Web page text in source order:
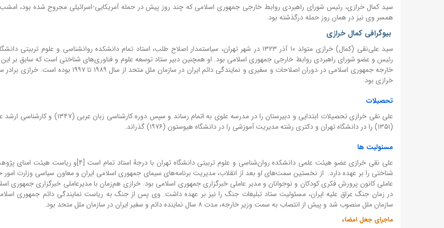
سید کمال خرازی، رئیس شورای راهبردی روابط خارجی جمهوری اسلامی که چند روز پیش در حمله آمریکایی-اسرائیلی مجروح شده بود،
همسر وی نیز در همان روز حمله درگذشته بود.
بیوگرافی کمال خرازی
سید علی‌نقی (کمال) خرازی متولد ۱۰ آذر ۱۳۲۳ در شهر تهران، سیاستمدار اصلاح طلب، استاد تمام دانشکده روانشناسی و علوم تربیتی
رئیس و عضو شورای راهبردی روابط خارجی جمهوری اسلامی بود. او همچنین دبیر ستاد توسعه علوم و فناوری‌های شناختی است که سابق بر این
خارجه جمهوری اسلامی در دوران اصلاحات و سفیری و نمایندگی دائم ایران در سازمان ملل متحد از
خرازی بود.
تحصیلات
علی نقی خرازی تحصیلات ابتدایی و دبیرستان را در مدرسه علوی به اتمام رساند و سپس دوره
(۱۳۵۱) را در دانشگاه تهران و دکتری رشته مدیریت آموزشی را در دانشگاه هیوستون (۱۹۷۶) گذراند.
مسئولیت ها
علی نقی خرازی عضو هیئت علمی دانشکده روان‌شناسی و علوم تربیتی دانشگاه تهران با درجهٔ استاد تمام
شناختی را بر عهده دارد. از نخستین سمت‌های او بعد از انقلاب، مدیریت برنامه‌های سیمای جمهوری اسلامی ایران و معاون سیاسی وزارت امور
عاملی کانون پرورش فکری کودکان و نوجوانان و مدیر عاملی خبرگزاری جمهوری اسلامی بود. خرازی هم‌زمان با مدیرعاملی خبرگزاری جمهوری
در زمان جنگ عراق علیه ایران، مسئولیت ستاد تبلیغات جنگ را نیز بر عهده داشت. وی پس از جنگ به ریاست نمایندگی دائم جمهوری
سازمان ملل منصوب شد و پیش از انتصاب به سمت وزیر خارجه، مدت ۸ سال نماینده دائم و سفیر ایران در سازمان ملل متحد بود.
ماجرای جعل امضاء